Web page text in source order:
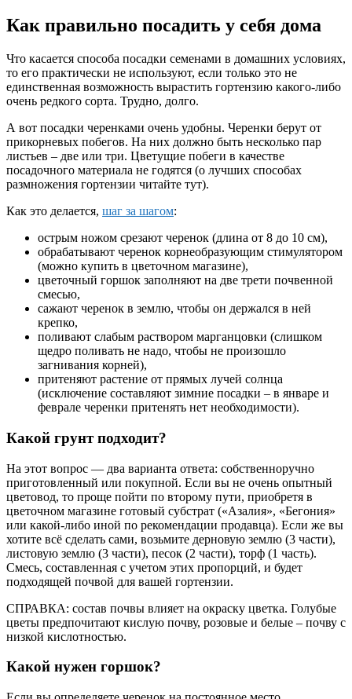
Как правильно посадить у себя дома
Что касается способа посадки семенами в домашних условиях,
то его практически не используют, если только это не
единственная возможность вырастить гортензию какого-либо
очень редкого сорта. Трудно, долго.
А вот посадки черенками очень удобны. Черенки берут от
прикорневых побегов. На них должно быть несколько пар
листьев – две или три. Цветущие побеги в качестве
посадочного материала не годятся (о лучших способах
размножения гортензии читайте тут).
Как это делается, шаг за шагом:
острым ножом срезают черенок (длина от 8 до 10 см),
обрабатывают черенок корнеобразующим стимулятором
(можно купить в цветочном магазине),
цветочный горшок заполняют на две трети почвенной
смесью,
сажают черенок в землю, чтобы он держался в ней
крепко,
поливают слабым раствором марганцовки (слишком
щедро поливать не надо, чтобы не произошло
загнивания корней),
притеняют растение от прямых лучей солнца
(исключение составляют зимние посадки – в январе и
феврале черенки притенять нет необходимости).
Какой грунт подходит?
На этот вопрос — два варианта ответа: собственноручно
приготовленный или покупной. Если вы не очень опытный
цветовод, то проще пойти по второму пути, приобретя в
цветочном магазине готовый субстрат («Азалия», «Бегония»
или какой-либо иной по рекомендации продавца). Если же вы
хотите всё сделать сами, возьмите дерновую землю (3 части),
листовую землю (3 части), песок (2 части), торф (1 часть).
Смесь, составленная с учетом этих пропорций, и будет
подходящей почвой для вашей гортензии.
СПРАВКА: состав почвы влияет на окраску цветка. Голубые
цветы предпочитают кислую почву, розовые и белые – почву с
низкой кислотностью.
Какой нужен горшок?